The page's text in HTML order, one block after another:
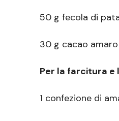
50 g fecola di
30 g cacao
Per la farcitura e
1 confezione di